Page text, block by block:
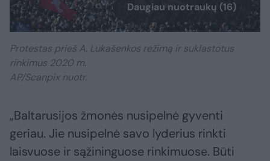
Daugiau nuotraukų (16)
Protestas prieš A. Lukašenkos režimą ir suklastotus
rinkimus 2020 m.
AP/Scanpix nuotr.
„Baltarusijos žmonės nusipelnė gyventi
geriau. Jie nusipelnė savo lyderius rinkti
laisvuose ir sąžininguose rinkimuose. Būti